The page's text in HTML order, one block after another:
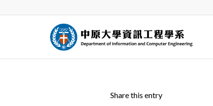
Share this entry